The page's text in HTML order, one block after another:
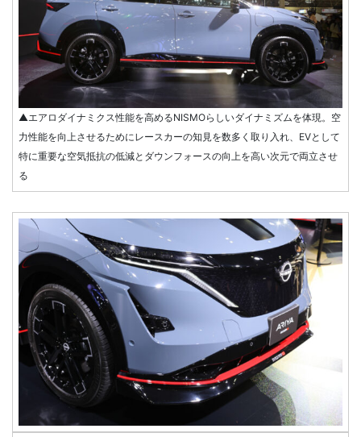
▲エアロダイナミクス性能を高めるNISMOらしいダイナミズムを体現。空
力性能を向上させるためにレースカーの知見を数多く取り入れ、EVとして
特に重要な空気抵抗の低減とダウンフォースの向上を高い次元で両立させ
る